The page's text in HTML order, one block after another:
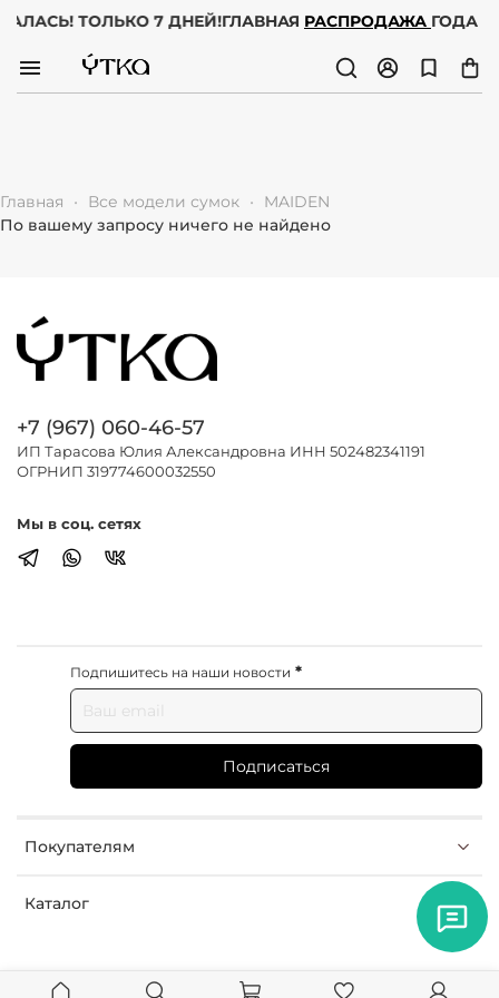
ТОЛЬКО 7 ДНЕЙ!ГЛАВНАЯРАСПРОДАЖАГОДА
Главная Все модели сумок
MAIDEN
По вашему запросу ничего не найдено
Покупателям
Каталог
Подпишитесь на наши новости *
Подписаться
+7 (967) 060-46-57
ИП Тарасова Юлия Александровна ИНН 502482341191
ОГРНИП 319774600032550
Мы в соц. сетях